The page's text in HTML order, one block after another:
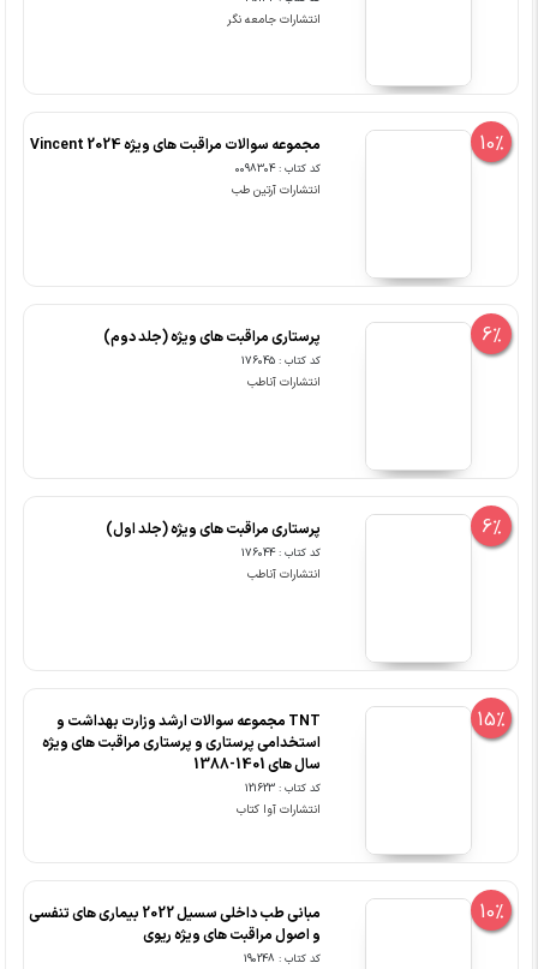
انتشارات جامعه نگر
10% مجموعه سوالات مراقبت های ویژه Vincent 2024
کد کتاب : 0098304
انتشارات آرتین طب
6% پرستاری مراقبت های ویژه (جلد دوم)
کد کتاب : 176045
انتشارات آناطب
6% پرستاری مراقبت های ویژه (جلد اول)
کد کتاب : 176044
انتشارات آناطب
15%
TNT مجموعه سوالات ارشد وزارت بهداشت و
استخدامی پرستاری و پرستاری مراقبت های ویژه
سال های 1401-1388
کد کتاب : 121623
انتشارات آوا کتاب
10%
مبانی‏ طب‏ داخلی ‏سسیل‏ 2022 بیماری های تنفسی
و اصول مراقبت های ویژه ریوی
کد کتاب : 190248